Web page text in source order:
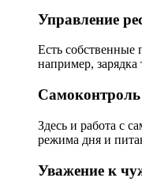
Управление
Есть собственные
например,
Самоконтроль
Здесь и работа с
режима дня и
Уважение к